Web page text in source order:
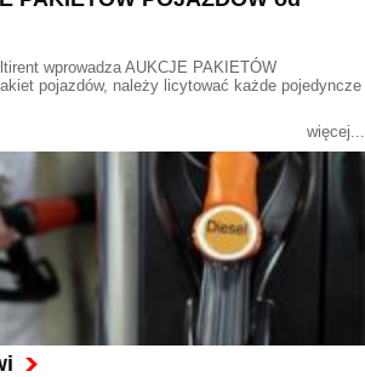
wprowadza AUKCJE PAKIETÓW
pojazdów, należy licytować każde pojedyncze
więcej...